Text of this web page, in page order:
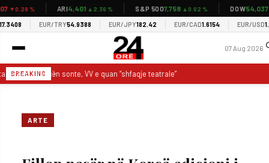
▼0.28 % ARI4,401▲2.36 % S&P 5007,758▲0.62 % DOW54,037
EUR/TRY54.9388 EUR/JPY182.42 EUR/CAD1.6154 EUR/USD
07 Aug 2026
BREAKING
kërkon seancën sonte, VV e quan “shfaqje teatrale”
ARTE